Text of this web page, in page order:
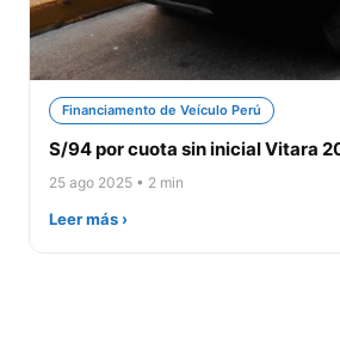
Financiamento de Veículo Perú
S/94 por cuota sin inicial Vitara
25 ago 2025 • 2 min
Leer más ›